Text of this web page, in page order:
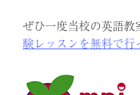
ぜひ一度当校の英語教
験レッスンを無料で行